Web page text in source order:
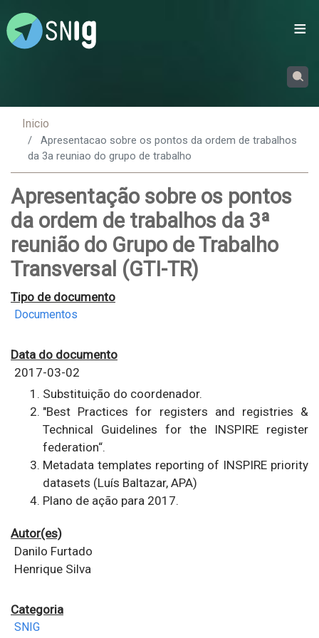
Inicio
Apresentacao sobre os pontos da ordem de trabalhos
da 3a reuniao do grupo de trabalho
Apresentação sobre os pontos
da ordem de trabalhos da 3ª
reunião do Grupo de Trabalho
Transversal (GTI-TR)
Tipo de documento
Documentos
Data do documento
2017-03-02
Substituição do coordenador.
"Best Practices for registers and registries &
Technical Guidelines for the INSPIRE register
federation“.
Metadata templates reporting of INSPIRE priority
datasets (Luís Baltazar, APA)
Plano de ação para 2017.
Autor(es)
Danilo Furtado
Henrique Silva
Categoria
SNIG